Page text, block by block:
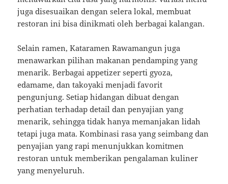
juga disesuaikan dengan selera lokal, membuat
restoran ini bisa dinikmati oleh berbagai kalangan.
Selain ramen, Kataramen Rawamangun juga
menawarkan pilihan makanan pendamping yang
menarik. Berbagai appetizer seperti gyoza,
edamame, dan takoyaki menjadi favorit
pengunjung. Setiap hidangan dibuat dengan
perhatian terhadap detail dan penyajian yang
menarik, sehingga tidak hanya memanjakan lidah
tetapi juga mata. Kombinasi rasa yang seimbang dan
penyajian yang rapi menunjukkan komitmen
restoran untuk memberikan pengalaman kuliner
yang menyeluruh.